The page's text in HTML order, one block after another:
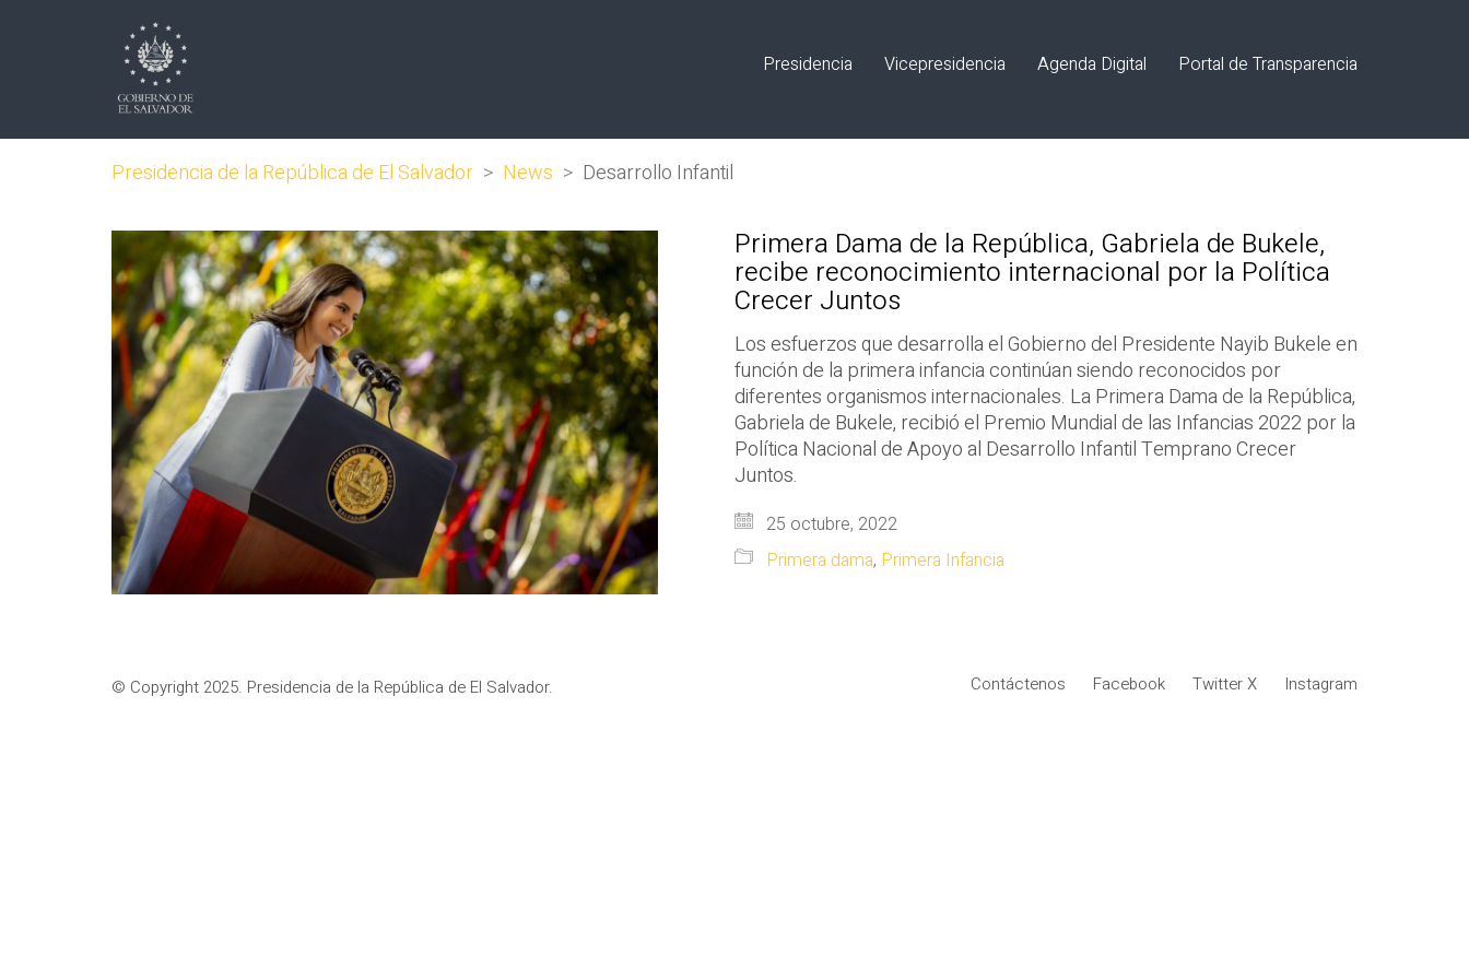
Presidencia Vicepresidencia Agenda Digital Portal de Transparencia
Presidencia de la República de El Salvador > News > Desarrollo Infantil
Primera Dama de la República, Gabriela de Bukele,
recibe reconocimiento internacional por la Política
Crecer Juntos
Los esfuerzos que desarrolla el Gobierno del Presidente Nayib Bukele en
función de la primera infancia continúan siendo reconocidos por
diferentes organismos internacionales. La Primera Dama de la República,
Gabriela de Bukele, recibió el Premio Mundial de las Infancias 2022 por la
Política Nacional de Apoyo al Desarrollo Infantil Temprano Crecer
Juntos.
25 octubre, 2022
Primera dama, Primera Infancia
Contáctenos Facebook Twitter X Instagram
© Copyright 2025. Presidencia de la República de El Salvador.